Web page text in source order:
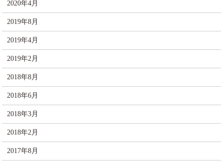
2020年4月
2019年8月
2019年4月
2019年2月
2018年8月
2018年6月
2018年3月
2018年2月
2017年8月